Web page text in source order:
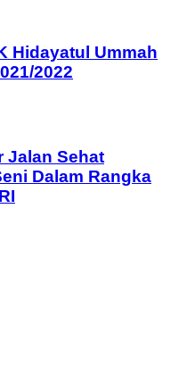
Hidayatul Ummah
2022
Jalan Sehat
Dalam Rangka